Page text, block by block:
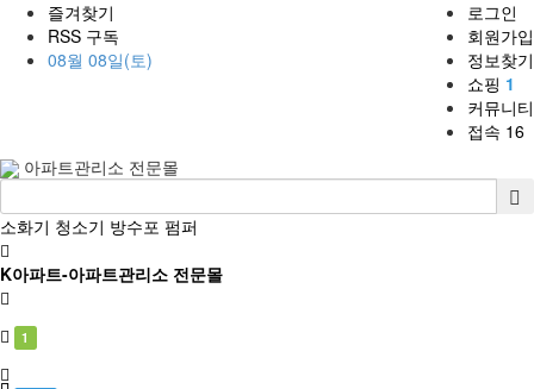
즐겨찾기
RSS 구독
08월 08일(토)
로그인
회원가입
정보찾기
쇼핑 1
커뮤니티
접속 16
아파트관리소 전문몰
소화기 청소기 방수포 펌퍼
K아파트-아파트관리소 전문몰
1